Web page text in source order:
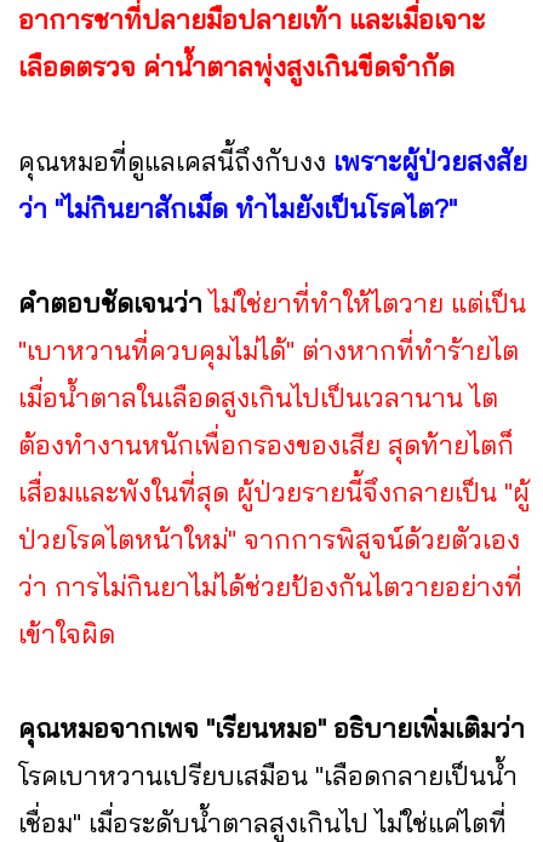
อาการชาที่ปลายมือปลายเท้า และเมื่อเจาะ
เลือดตรวจ ค่าน้ำตาลพุ่งสูงเกินขีดจำกัด
คุณหมอที่ดูแลเคสนี้ถึงกับงง เพราะผู้ป่วยสงสัย
ว่า "ไม่กินยาสักเม็ด ทำไมยังเป็นโรคไต?"
คำตอบชัดเจนว่า ไม่ใช่ยาที่ทำให้ไตวาย แต่เป็น
"เบาหวานที่ควบคุมไม่ได้" ต่างหากที่ทำร้ายไต
เมื่อน้ำตาลในเลือดสูงเกินไปเป็นเวลานาน ไต
ต้องทำงานหนักเพื่อกรองของเสีย สุดท้ายไตก็
เสื่อมและพังในที่สุด ผู้ป่วยรายนี้จึงกลายเป็น "ผู้
ป่วยโรคไตหน้าใหม่" จากการพิสูจน์ด้วยตัวเอง
ว่า การไม่กินยาไม่ได้ช่วยป้องกันไตวายอย่างที่
เข้าใจผิด
คุณหมอจากเพจ "เรียนหมอ" อธิบายเพิ่มเติมว่า
โรคเบาหวานเปรียบเสมือน "เลือดกลายเป็นน้ำ
เชื่อม" เมื่อระดับน้ำตาลสูงเกินไป ไม่ใช่แค่ไตที่